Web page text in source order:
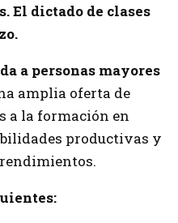
El dictado de clases
a personas mayores
amplia oferta de
a la formación en
productivas y